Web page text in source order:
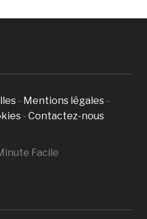
- Mentions légales -
- Contactez-nous
Facile